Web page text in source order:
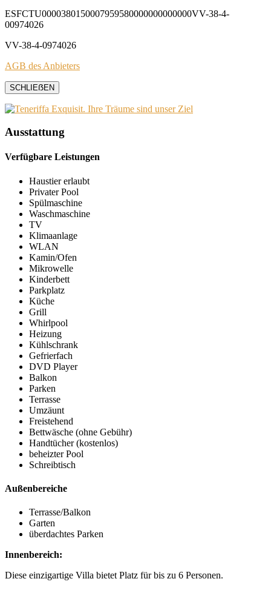
ESFCTU0000380150007959580000000000000VV-38-4-
00974026
VV-38-4-0974026
AGB des Anbieters
SCHLIEẞEN
Ausstattung
Verfügbare Leistungen
Haustier erlaubt
Privater Pool
Spülmaschine
Waschmaschine
TV
Klimaanlage
WLAN
Kamin/Ofen
Mikrowelle
Kinderbett
Parkplatz
Küche
Grill
Whirlpool
Heizung
Kühlschrank
Gefrierfach
DVD Player
Balkon
Parken
Terrasse
Umzäunt
Freistehend
Bettwäsche (ohne Gebühr)
Handtücher (kostenlos)
beheizter Pool
Schreibtisch
Außenbereiche
Terrasse/Balkon
Garten
überdachtes Parken
Innenbereich:
Diese einzigartige Villa bietet Platz für bis zu 6 Personen.